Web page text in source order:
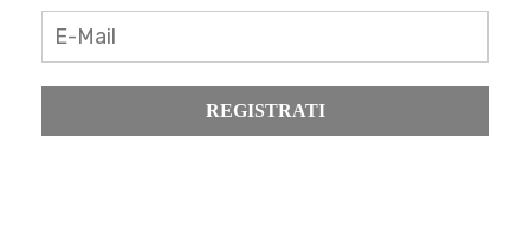
REGISTRATI